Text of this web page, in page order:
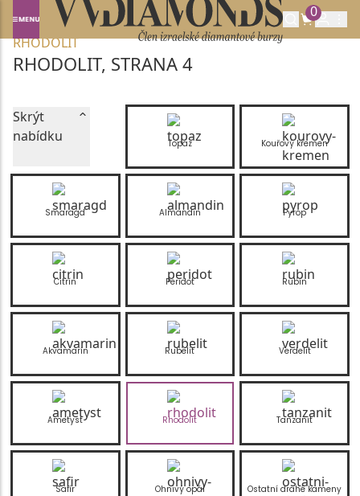
0
Domů
DRAHOKAMY A POLODRAHOKAMY
RHODOLIT
RHODOLIT, STRANA 4
Skrýt
nabídku
Topaz Kouřový křemen
Smaragd Almandin Pyrop
Citrín Peridot Rubín
Akvamarín Rubelit Verdelit
Ametyst Rhodolit Tanzanit
Safír Ohnivý opál Ostatní drahé kameny